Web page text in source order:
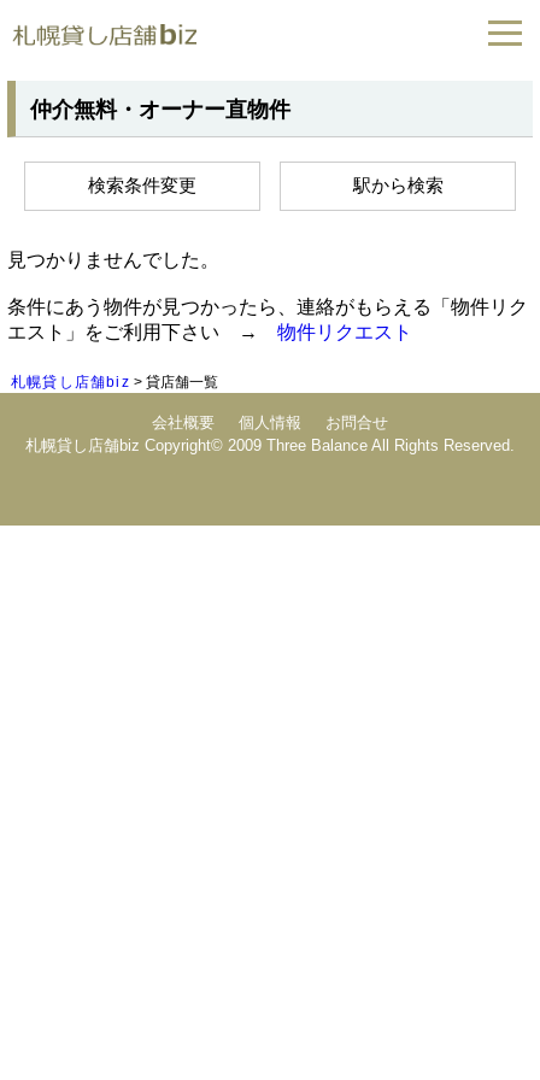
仲介無料・オーナー直物件
検索条件変更 駅から検索
見つかりませんでした。
条件にあう物件が見つかったら、連絡がもらえる「物件リク
エスト」をご利用下さい → 物件リクエスト
札幌貸し店舗biz 貸店舗一覧
会社概要 個人情報
お問合せ
札幌貸し店舗biz Copyright© 2009 Three Balance All Rights Reserved.